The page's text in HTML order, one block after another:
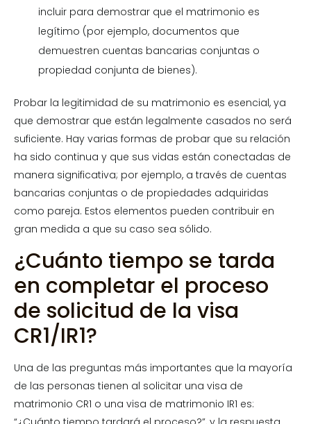
incluir para demostrar que el matrimonio es
legítimo (por ejemplo, documentos que
demuestren cuentas bancarias conjuntas o
propiedad conjunta de bienes).
Probar la legitimidad de su matrimonio es esencial, ya
que demostrar que están legalmente casados no será
suficiente. Hay varias formas de probar que su relación
ha sido continua y que sus vidas están conectadas de
manera significativa; por ejemplo, a través de cuentas
bancarias conjuntas o de propiedades adquiridas
como pareja. Estos elementos pueden contribuir en
gran medida a que su caso sea sólido.
¿Cuánto tiempo se tarda
en completar el proceso
de solicitud de la visa
CR1/IR1?
Una de las preguntas más importantes que la mayoría
de las personas tienen al solicitar una visa de
matrimonio CR1 o una visa de matrimonio IR1 es: